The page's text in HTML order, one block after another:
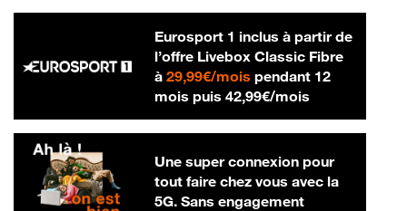
Eurosport 1 inclus à partir de
l’offre Livebox Classic Fibre
à 29,99€/mois29,99 € par mois
pendant 12
mois puis 42,99€/mois42,99 € par
Une super connexion pour
tout faire chez vous avec la
5G. Sans engagement